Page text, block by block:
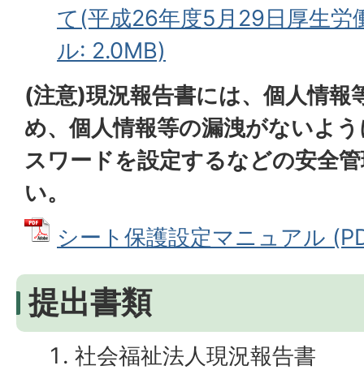
て(平成26年度5月29日厚生労
ル: 2.0MB)
(注意)現況報告書には、個人情報
め、個人情報等の漏洩がないよ
スワードを設定するなどの安全
い。
シート保護設定マニュアル
提出書類
社会福祉法人現況報告書